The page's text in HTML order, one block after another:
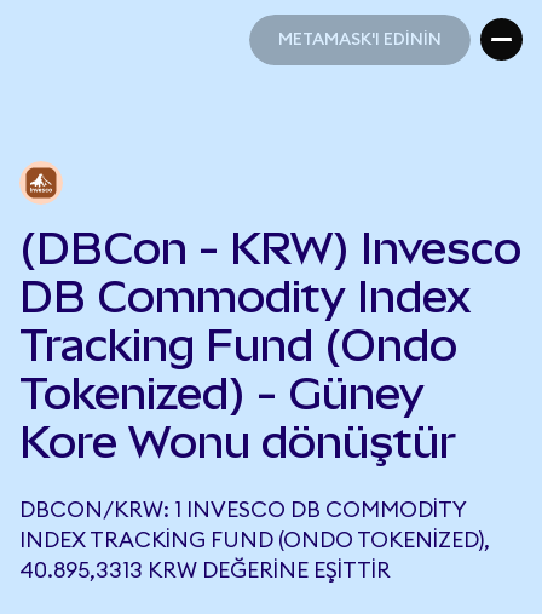
METAMASK'I EDİNİN
(DBCon - KRW) Invesco
DB Commodity Index
Tracking Fund (Ondo
Tokenized) - Güney
Kore Wonu dönüştür
DBCON/KRW: 1 INVESCO DB COMMODITY
INDEX TRACKING FUND (ONDO TOKENIZED),
40.895,3313 KRW DEĞERINE EŞITTIR